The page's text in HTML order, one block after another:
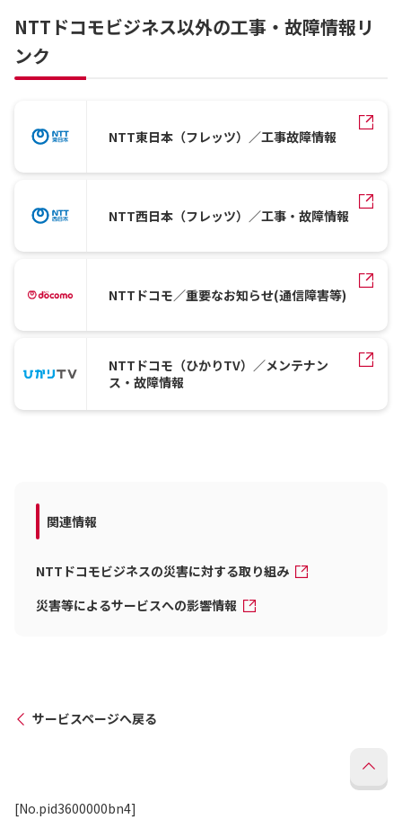
NTTドコモビジネス以外の工事・故障情報リ
ンク
NTT東日本（フレッツ）／工事故障情報
NTT西日本（フレッツ）／工事・故障情報
NTTドコモ／重要なお知らせ(通信障害等)
NTTドコモ（ひかりTV）／メンテナン
ス・故障情報
関連情報
NTTドコモビジネスの災害に対する取り組み
災害等によるサービスへの影響情報
サービスページへ戻る
[No.pid3600000bn4]